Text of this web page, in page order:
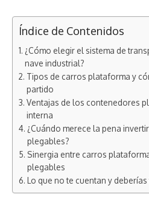
Índice de Contenidos
¿Cómo elegir el sistema de
nave industrial?
Tipos de carros plataforma y
partido
Ventajas de los contenedores
interna
¿Cuándo merece la pena
plegables?
Sinergia entre carros
plegables
Lo que no te cuentan y